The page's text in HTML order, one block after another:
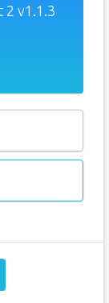
v1.1.3